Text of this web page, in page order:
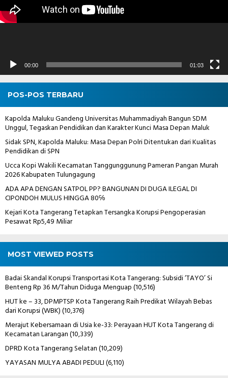
00:00 01:03
POS-POS TERBARU
Kapolda Maluku Gandeng Universitas Muhammadiyah Bangun SDM
Unggul, Tegaskan Pendidikan dan Karakter Kunci Masa Depan Maluk
Sidak SPN, Kapolda Maluku: Masa Depan Polri Ditentukan dari Kualitas
Pendidikan di SPN
Ucca Kopi Wakili Kecamatan Tanggunggunung Pameran Pangan Murah
2026 Kabupaten Tulungagung
ADA APA DENGAN SATPOL PP? BANGUNAN DI DUGA ILEGAL DI
CIPONDOH MULUS HINGGA 80℅
Kejari Kota Tangerang Tetapkan Tersangka Korupsi Pengoperasian
Pesawat Rp5,49 Miliar
MOST VIEWED POSTS
Badai Skandal Korupsi Transportasi Kota Tangerang: Subsidi ‘TAYO’ Si
Benteng Rp 36 M/Tahun Diduga Menguap(10,516)
HUT ke – 33, DPMPTSP Kota Tangerang Raih Predikat Wilayah Bebas
dari Korupsi (WBK)(10,376)
Merajut Kebersamaan di Usia ke-33: Perayaan HUT Kota Tangerang di
Kecamatan Larangan(10,339)
DPRD Kota Tangerang Selatan(10,209)
YAYASAN MULYA ABADI PEDULI(6,110)